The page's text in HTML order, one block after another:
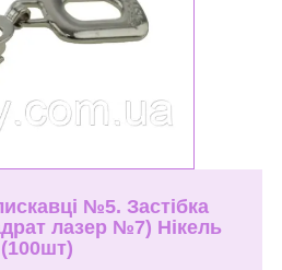
№5. Застібка
лазер №7) Нікель
(100шт)